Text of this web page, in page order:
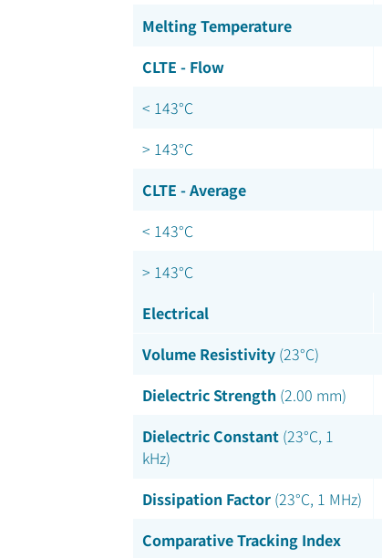
Melting Temperature
CLTE - Flow
< 143°C
> 143°C
CLTE - Average
< 143°C
> 143°C
Electrical
Volume Resistivity(23°C)
Dielectric Strength(2.00 mm)
Dielectric Constant(23°C, 1
kHz)
Dissipation Factor(23°C, 1 MHz)
Comparative Tracking Index